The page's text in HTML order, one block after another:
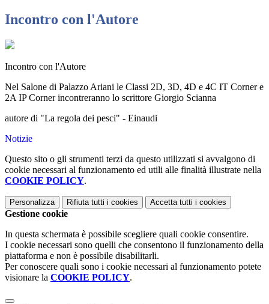
Incontro con l'Autore
Incontro con l'Autore
Nel Salone di Palazzo Ariani le Classi 2D, 3D, 4D e 4C IT Corner e
2A IP Corner incontreranno lo scrittore Giorgio Scianna
autore di "La regola dei pesci" - Einaudi
Notizie
Questo sito o gli strumenti terzi da questo utilizzati si avvalgono di
cookie necessari al funzionamento ed utili alle finalità illustrate nella
COOKIE POLICY.
Personalizza Rifiuta tutti i cookies Accetta tutti i cookies
Gestione cookie
In questa schermata è possibile scegliere quali cookie consentire.
I cookie necessari sono quelli che consentono il funzionamento della
piattaforma e non è possibile disabilitarli.
Per conoscere quali sono i cookie necessari al funzionamento potete
visionare la COOKIE POLICY.